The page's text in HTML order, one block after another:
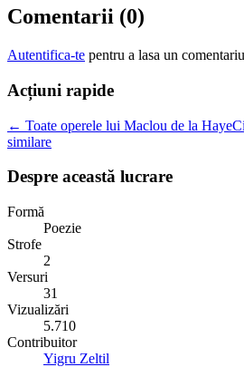
Comentarii (0)
Autentifica-te pentru a lasa un
Acțiuni rapide
← Toate operele lui Maclou de la Haye
similare
Despre această lucrare
Formă
Poezie
Strofe
2
Versuri
31
Vizualizări
5.710
Contribuitor
Yigru Zeltil